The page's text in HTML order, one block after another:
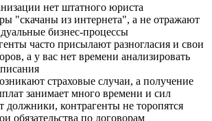
нет штатного юриста
"скачаны из интернета", а не отражают
бизнес-процессы
часто присылают разногласия и свои
а у вас нет времени анализировать
страховые случаи, а получение
занимает много времени и сил
должники, контрагенты не торопятся
обязательства по договорам